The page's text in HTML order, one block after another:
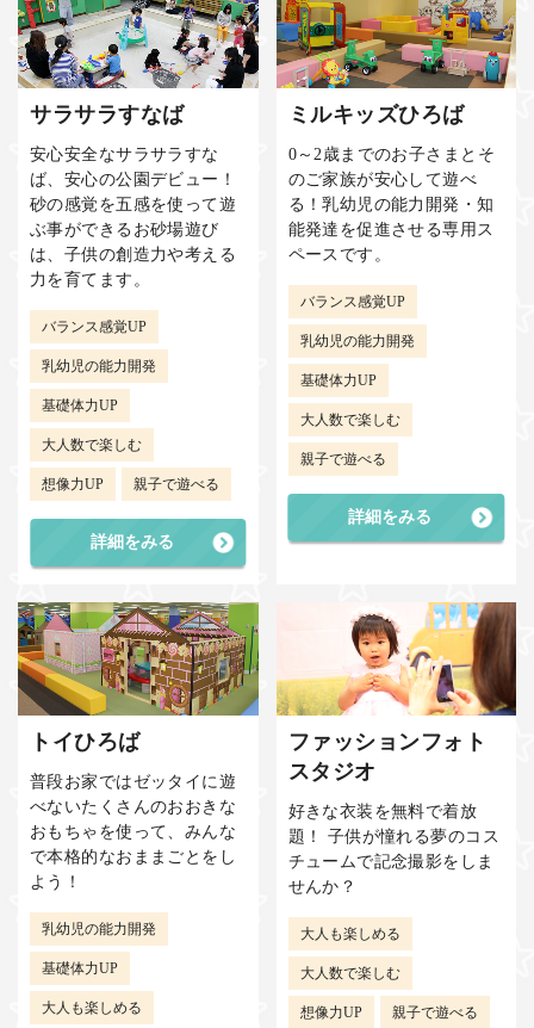
サラサラすなば
安心安全なサラサラすな
ば、安心の公園デビュー！
砂の感覚を五感を使って遊
ぶ事ができるお砂場遊び
は、子供の創造力や考える
力を育てます。
バランス感覚UP
乳幼児の能力開発
基礎体力UP
大人数で楽しむ
想像力UP 親子で遊べる
詳細をみる
ミルキッズひろば
0～2歳までのお子さまとそ
のご家族が安心して遊べ
る！乳幼児の能力開発・知
能発達を促進させる専用ス
ペースです。
バランス感覚UP
乳幼児の能力開発
基礎体力UP
大人数で楽しむ
親子で遊べる
詳細をみる
トイひろば
普段お家ではゼッタイに遊
べないたくさんのおおきな
おもちゃを使って、みんな
で本格的なおままごとをし
よう！
乳幼児の能力開発
基礎体力UP
大人も楽しめる
ファッションフォト
スタジオ
好きな衣装を無料で着放
題！ 子供が憧れる夢のコス
チュームで記念撮影をしま
せんか？
大人も楽しめる
大人数で楽しむ
想像力UP 親子で遊べる